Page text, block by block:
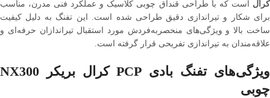
کرال است که با طراحی قنداق چوبی کلاسیک و عملکرد فنی مدرن، مناسب
برای شکار و تیراندازی دقیق طراحی شده است. این تفنگ به دلیل کیفیت
ساخت بالا و ویژگی‌های منحصربه‌فردش مورد استقبال تیراندازان حرفه‌ای و
علاقه‌مندان به تیراندازی تفریحی قرار گرفته است.
ویژگی‌های تفنگ بادی PCP کرال بریکر NX300
چوبی